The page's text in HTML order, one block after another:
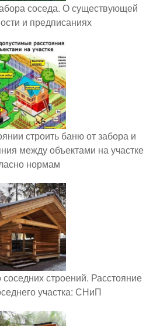
соседа. О существующей
и предписаниях
строить баню от забора и
между объектами на участке
нормам
строений. Расстояние
участка: СНиП